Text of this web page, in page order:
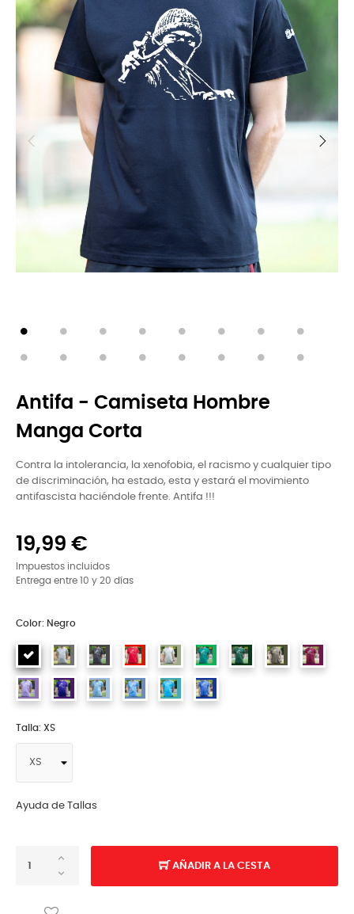
Antifa - Camiseta Hombre
Manga Corta
Contra la intolerancia, la xenofobia, el racismo y cualquier tipo
de discriminación, ha estado, esta y estará el movimiento
antifascista haciéndole frente. Antifa !!!
19,99 €
Impuestos incluidos
Entrega entre 10 y 20 días
Color: Negro
Talla: XS
Ayuda de Tallas
AÑADIR A LA CESTA